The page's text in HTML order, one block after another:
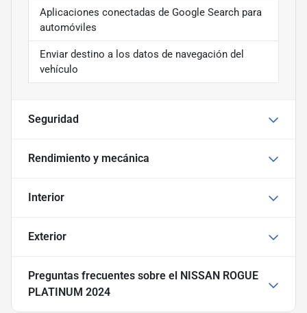
Aplicaciones conectadas de Google Search para
automóviles
Enviar destino a los datos de navegación del
vehículo
Seguridad
Rendimiento y mecánica
Interior
Exterior
Preguntas frecuentes sobre el NISSAN ROGUE
PLATINUM 2024